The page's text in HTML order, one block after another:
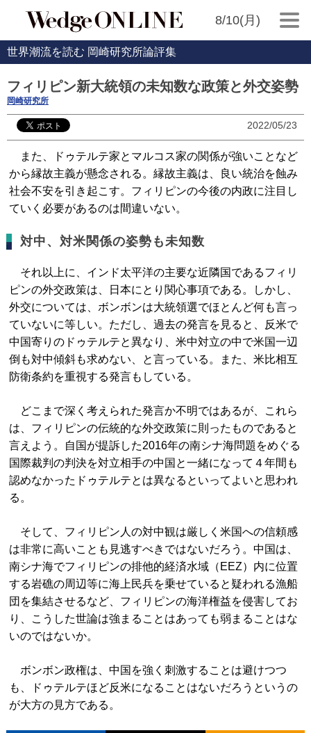
8/10(月)
世界潮流を読む 岡崎研究所論評集
フィリピン新大統領の未知数な政策と外交姿勢
岡崎研究所
2022/05/23
また、ドゥテルテ家とマルコス家の関係が強いことなど
から縁故主義が懸念される。縁故主義は、良い統治を蝕み
社会不安を引き起こす。フィリピンの今後の内政に注目し
ていく必要があるのは間違いない。
対中、対米関係の姿勢も未知数
それ以上に、インド太平洋の主要な近隣国であるフィリ
ピンの外交政策は、日本にとり関心事項である。しかし、
外交については、ボンボンは大統領選でほとんど何も言っ
ていないに等しい。ただし、過去の発言を見ると、反米で
中国寄りのドゥテルテと異なり、米中対立の中で米国一辺
倒も対中傾斜も求めない、と言っている。また、米比相互
防衛条約を重視する発言もしている。
どこまで深く考えられた発言か不明ではあるが、これら
は、フィリピンの伝統的な外交政策に則ったものであると
言えよう。自国が提訴した2016年の南シナ海問題をめぐる
国際裁判の判決を対立相手の中国と一緒になって４年間も
認めなかったドゥテルテとは異なるといってよいと思われ
る。
そして、フィリピン人の対中観は厳しく米国への信頼感
は非常に高いことも見逃すべきではないだろう。中国は、
南シナ海でフィリピンの排他的経済水域（EEZ）内に位置
する岩礁の周辺等に海上民兵を乗せていると疑われる漁船
団を集結させるなど、フィリピンの海洋権益を侵害してお
り、こうした世論は強まることはあっても弱まることはな
いのではないか。
ボンボン政権は、中国を強く刺激することは避けつつ
も、ドゥテルテほど反米になることはないだろうというの
が大方の見方である。